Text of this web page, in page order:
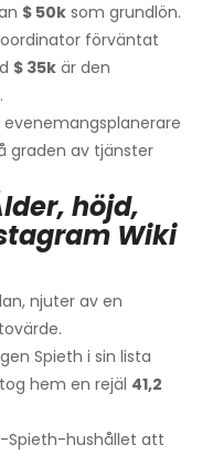
$ 50k som grundlön.
förväntat
$ 35k är den
graden av tjänster
höjd,
Wiki
njuter av en
Spieth i sin lista
hem en rejäl 41,2
Spieth-hushållet att